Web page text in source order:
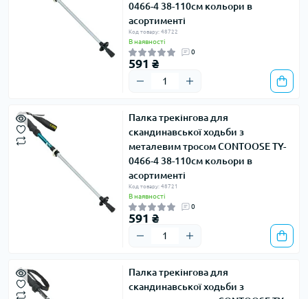
0466-4 38-110см кольори в
асортименті
Код товару: 48722
В наявності
0
591 ₴
Палка трекінгова для
скандинавської ходьби з
металевим тросом CONTOOSE TY-
0466-4 38-110см кольори в
асортименті
Код товару: 48721
В наявності
0
591 ₴
Палка трекінгова для
скандинавської ходьби з